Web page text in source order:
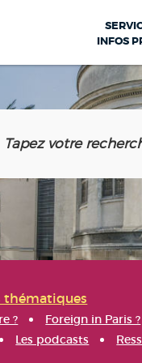
INFOS
thématiques
? Foreign in Paris ?
Les podcasts